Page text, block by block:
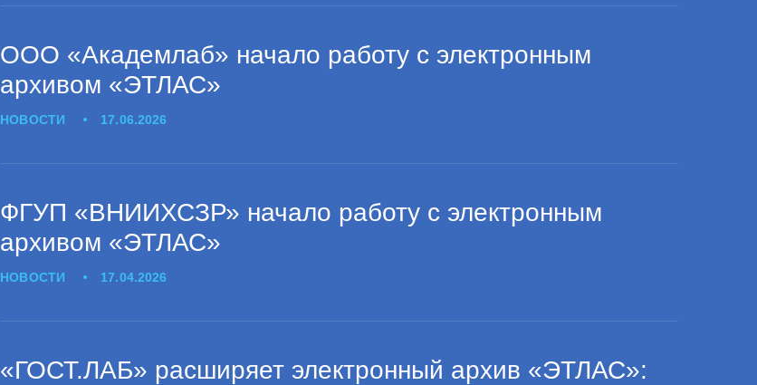
ООО «Академлаб» начало работу с электронным
архивом «ЭТЛАС»
НОВОСТИ 17.06.2026
ФГУП «ВНИИХСЗР» начало работу с электронным
архивом «ЭТЛАС»
НОВОСТИ 17.04.2026
«ГОСТ.ЛАБ» расширяет электронный архив «ЭТЛАС»: